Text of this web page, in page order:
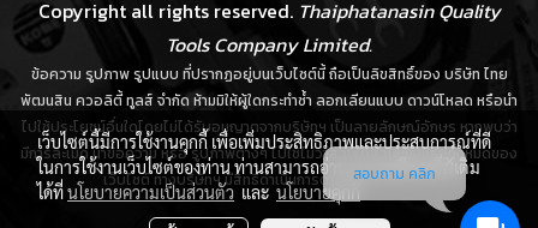
Copyright all rights reserved. Thaiphatanasin Quality
Tools Company Limited.
ข้อความ รูปภาพ รูปแบบ ที่ปรากฏอยู่บนเว็บไซต์นี้ ถือเป็นลิขสิทธิ์ของ บริษัท ไทย
พัฒนสิน ควอลิตี้ ทูลส์ จำกัด ห้ามมิให้ผู้ใดกระทำซ้ำ ลอกเลียนแบบ ดาวน์โหลด หรือนำ
ไปใช้ประโยชน์อื่นใดโดยไม่ได้รับอนุญาตจากบริษัทฯ เป็นลายลักษณ์อักษร หากพบว่า
มีการละเมิด นำข้อความ หรือ รูปภาพต่างๆ ไปใช้ไม่ว่าส่วนใดส่วนหนึ่งหรือทั้งหมดของ
เว็บไซต์ ทางบริษัทฯ มีสิทธิ์ดำเนินการตามกฎหมายได้ทันที
เว็บไซต์นี้มีการใช้งานคุกกี้ เพื่อเพิ่มประสิทธิภาพและประสบการณ์ที่ดี
ในการใช้งานเว็บไซต์ของท่าน ท่านสามารถอ่านรายละเอียดเพิ่มเติม
ได้ที่นโยบายความเป็นส่วนตัวและนโยบายคุกกี้
สอบถาม คลิก